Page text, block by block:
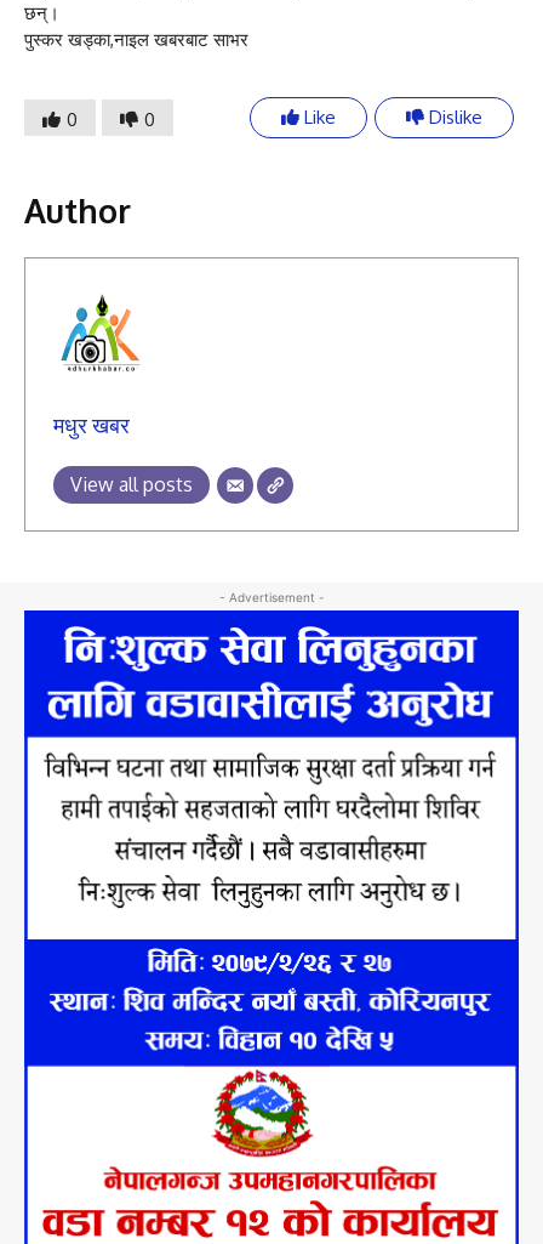
छन्।
पुस्कर खड्का,नाइल खबरबाट साभर
0 0 Like Dislike
Author
मधुर खबर
View all posts
- Advertisement -